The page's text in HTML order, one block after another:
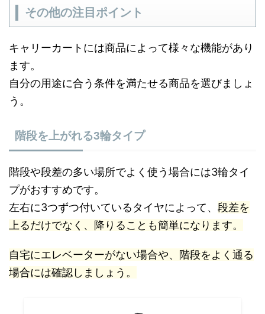
その他の注目ポイント
キャリーカートには商品によって様々な機能があり
ます。
自分の用途に合う条件を満たせる商品を選びましょ
う。
階段を上がれる3輪タイプ
階段や段差の多い場所でよく使う場合には3輪タイ
プがおすすめです。
左右に3つずつ付いているタイヤによって、 段差を
上るだけでなく、降りることも簡単になります。
自宅にエレベーターがない場合や、階段をよく通る
場合には確認しましょう。